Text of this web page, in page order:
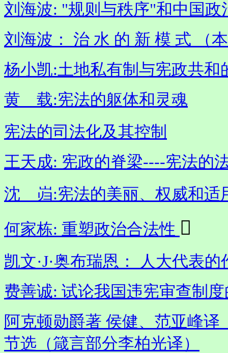
刘海波: "规则与秩序"和中国
刘海波： 治 水 的 新 模 式 （
杨小凯:土地私有制与宪政共和
黄 载:宪法的躯体和灵魂
宪法的司法化及其控制
王天成: 宪政的脊梁----宪法的
沈 岿:宪法的美丽、权威和适
何家栋: 重塑政治合法性 
凯文·J·奥布瑞恩： 人大代表
费善诚: 试论我国违宪审查制
阿克顿勋爵著 侯健、范亚峰
节选（箴言部分李柏光译）